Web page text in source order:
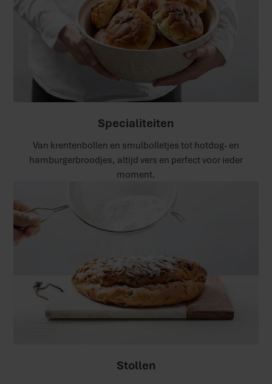
Specialiteiten
Van krentenbollen en smulbolletjes tot hotdog- en
hamburgerbroodjes, altijd vers en perfect voor ieder
moment.
Stollen